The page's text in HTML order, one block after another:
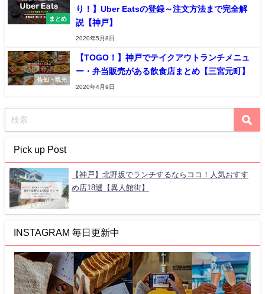
まとめ
り！】Uber Eatsの登録～注文方法まで完全解
説【神戸】
2020年5月8日
告知・観光
【TOGO！】神戸でテイクアウトランチメニュ
ー・弁当販売がある飲食店まとめ【三宮元町】
2020年4月9日
Pick up Post
【神戸】北野坂でランチするならココ！人気おすす
め店18選【異人館街】
INSTAGRAM 毎日更新中